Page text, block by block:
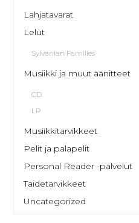
Lahjatavarat
Lelut
Sylvanian Families
Musiikki ja muut äänitteet
CD
LP
Musiikkitarvikkeet
Pelit ja palapelit
Personal Reader -palvelut
Taidetarvikkeet
Uncategorized